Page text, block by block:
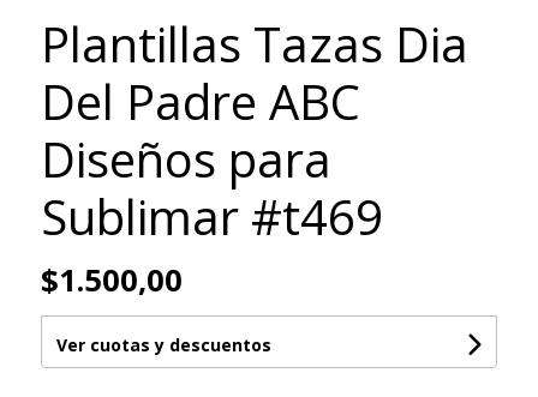
Plantillas Tazas Dia
Del Padre ABC
Diseños para
Sublimar #t469
$1.500,00
Ver cuotas y descuentos